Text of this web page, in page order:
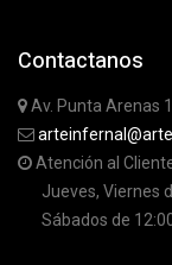
Contactanos
Av. Punta Arenas
Atención al
Jueves, Viernes
Sábados de